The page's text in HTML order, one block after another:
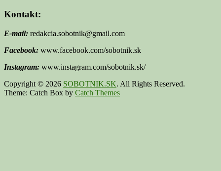
Kontakt:
E-mail: redakcia.sobotnik@gmail.com
Facebook: www.facebook.com/sobotnik.sk
Instagram: www.instagram.com/sobotnik.sk/
Copyright © 2026 SOBOTNIK.SK. All Rights Reserved.
Theme: Catch Box by Catch Themes